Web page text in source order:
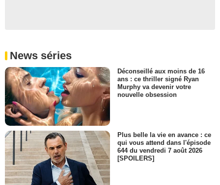
News séries
Déconseillé aux moins de 16
ans : ce thriller signé Ryan
Murphy va devenir votre
nouvelle obsession
Plus belle la vie en avance : ce
qui vous attend dans l'épisode
644 du vendredi 7 août 2026
[SPOILERS]